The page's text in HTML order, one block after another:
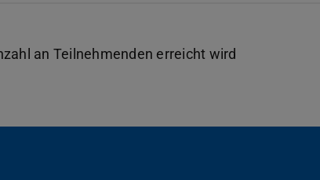
an Teilnehmenden erreicht wird